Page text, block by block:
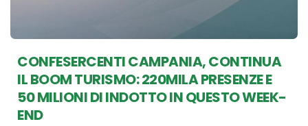
CONFESERCENTI CAMPANIA, CONTINUA
IL BOOM TURISMO: 220MILA PRESENZE E
50 MILIONI DI INDOTTO IN QUESTO WEEK-
END